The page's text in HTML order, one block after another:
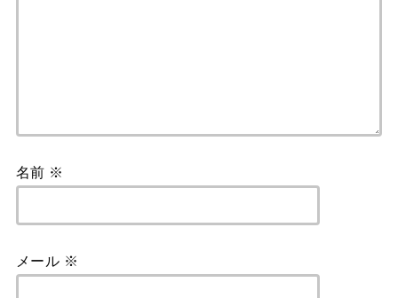
名前 ※
メール ※